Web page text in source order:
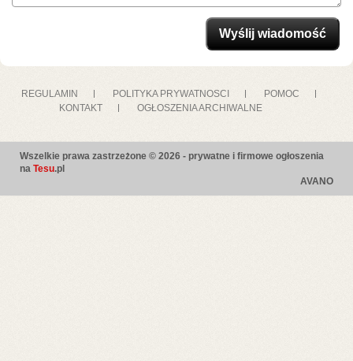
REGULAMIN POLITYKA PRYWATNOSCI
POMOC
KONTAKT
OGŁOSZENIA ARCHIWALNE
Wszelkie prawa zastrzeżone © 2026 - prywatne i firmowe ogłoszenia
na Tesu.pl
AVANO